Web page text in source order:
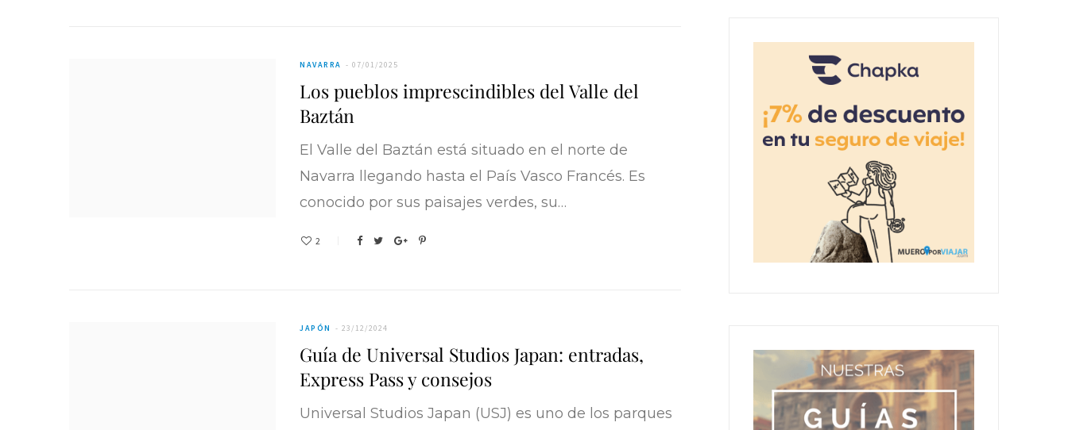
NAVARRA 07/01/2025
Los pueblos imprescindibles del Valle del
Baztán
El Valle del Baztán está situado en el norte de
Navarra llegando hasta el País Vasco Francés. Es
conocido por sus paisajes verdes, su…
2
JAPÓN 23/12/2024
Guía de Universal Studios Japan: entradas,
Express Pass y consejos
Universal Studios Japan (USJ) es uno de los parques